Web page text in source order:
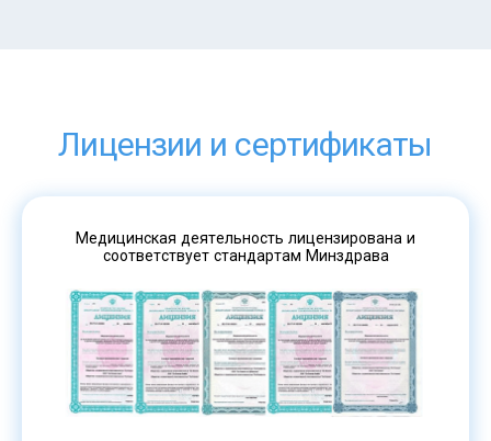
Лицензии и сертификаты
Медицинская деятельность лицензирована и
соответствует стандартам Минздрава